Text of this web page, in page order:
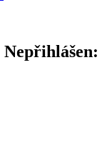
Nepřihlášen: